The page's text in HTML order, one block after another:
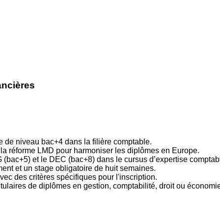
de niveau bac+4 dans la filière comptable.
réforme LMD pour harmoniser les diplômes en Europe.
et le DEC (bac+8) dans le cursus d’expertise
et un stage obligatoire de huit semaines.
des critères spécifiques pour l'inscription.
de diplômes en gestion, comptabilité, droit ou